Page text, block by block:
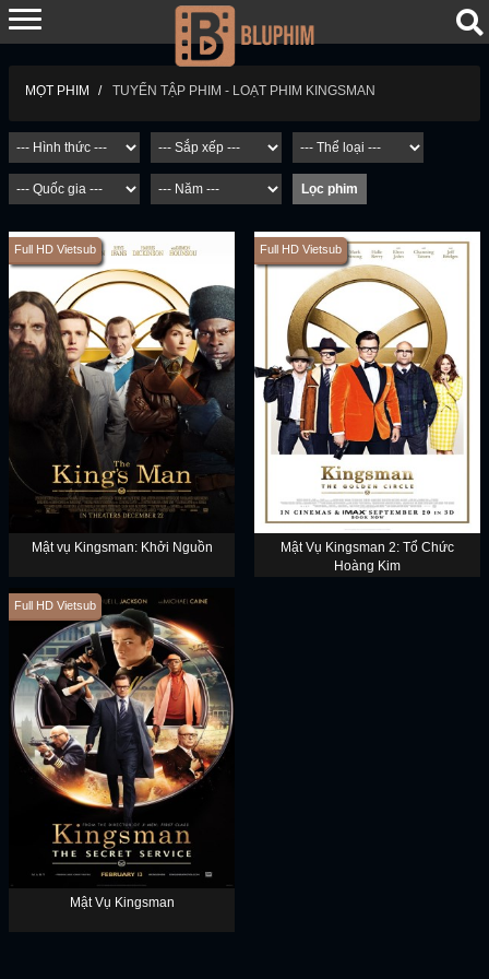
MỌT PHIM TUYỂN TẬP PHIM - LOẠT PHIM KINGSMAN
Full HD Vietsub
Mật vụ Kingsman: Khởi Nguồn
Full HD Vietsub
Mật Vụ Kingsman 2: Tổ Chức
Hoàng Kim
Full HD Vietsub
Mật Vụ Kingsman